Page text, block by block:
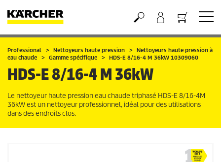
Panier
Professional Nettoyeurs haute pression
Nettoyeurs haute pression à
eau chaude
Gamme spécifique HDS-E 8/16-4 M 36kW 10309060
HDS-E 8/16-4 M 36kW
Le nettoyeur haute pression eau chaude triphasé HDS-E 8/16-4M
36kW est un nettoyeur professionnel, idéal pour des utilisations
dans des endroits clos.